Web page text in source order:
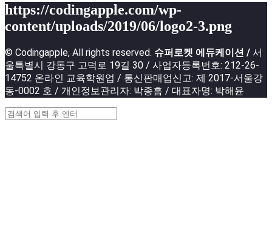
https://codingapple.com/wp-
content/uploads/2019/06/logo2-3.png
© Codingapple, All rights reserved. 슈퍼로켓 에듀케이션 / 서
울특별시 강동구 고덕로 19길 30 / 사업자등록번호: 212-26-
14752 온라인 교육학원업 / 통신판매업신고: 제 2017-서울강
동-0002 호 / 개인정보관리자: 박종흠 / 대표자명: 박해윤